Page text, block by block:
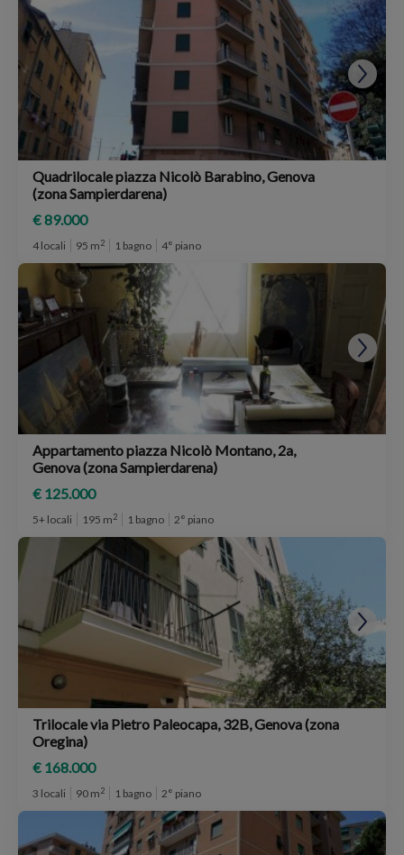
Quadrilocale piazza Nicolò Barabino, Genova
(zona Sampierdarena)
€ 89.000
4 locali 95 m2 1 bagno 4° piano
Appartamento piazza Nicolò Montano, 2a,
Genova (zona Sampierdarena)
€ 125.000
5+ locali 195 m2 1 bagno 2° piano
Trilocale via Pietro Paleocapa, 32B, Genova (zona
Oregina)
€ 168.000
3 locali 90 m2 1 bagno 2° piano